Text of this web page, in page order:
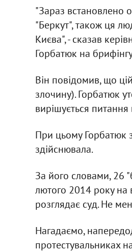
"Зараз встановлено
"Беркут", також ця
Києва", - сказав
Горбатюк на
Він повідомив, що
злочину). Горбатюк
вирішується
При цьому Горбатюк
здійснювала.
За його словами, 26
лютого 2014 року на
розглядає суд. Не
Нагадаємо,
протестувальниках